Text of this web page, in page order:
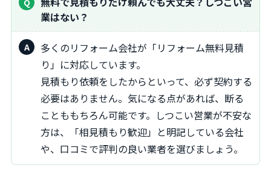
業はない？
多くのリフォーム会社が「リフォーム無料見積
り」に対応しています。
見積もり依頼をしたからといって、必ず契約する
必要はありません。気になる点があれば、断る
ことももちろん可能です。しつこい営業が不安な
方は、「相見積もり歓迎」と明記している会社
や、口コミで評判の良い業者を選びましょう。